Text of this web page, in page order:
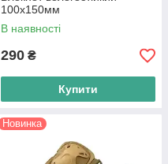
100х150мм
В наявності
290 ₴
Купити
Новинка